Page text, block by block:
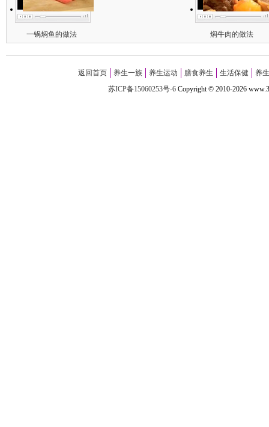
一锅焖鱼的做法 焖牛肉的做法
返回首页 养生一族 养生运动 膳食养生 生活保健
养
苏ICP备15060253号-6Copyright©2010-2026